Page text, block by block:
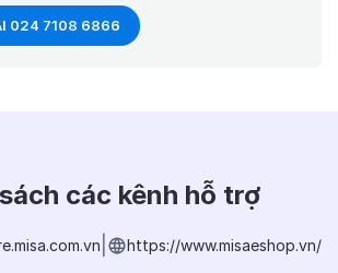
024 7108 6866
các kênh hỗ trợ
https://www.misaeshop.vn/